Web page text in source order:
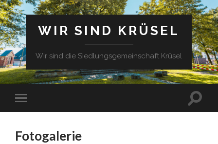
WIR SIND KRÜSEL
Wir sind die Siedlungsgemeinschaft Krüsel
Fotogalerie